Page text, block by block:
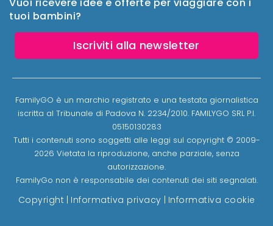
tuoi bambini?
Iscriviti alla newsletter
FamilyGO è un marchio registrato e una testata giornalistica
iscritta al Tribunale di Padova N. 2234/2010. FAMILYGO SRL P.I.
05150130283
Tutti i contenuti sono soggetti alle leggi sul copyright © 2009-
2026 Vietata la riproduzione, anche parziale, senza
autorizzazione.
FamilyGo non è responsabile dei contenuti dei siti segnalati.
Copyright | Informativa privacy | Informativa cookie